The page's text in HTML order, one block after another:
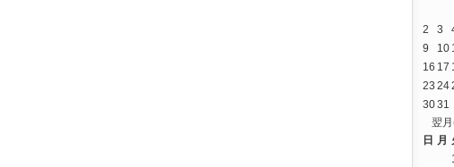
2
3
9
10
16 17
23 24
3031
翌
日 月